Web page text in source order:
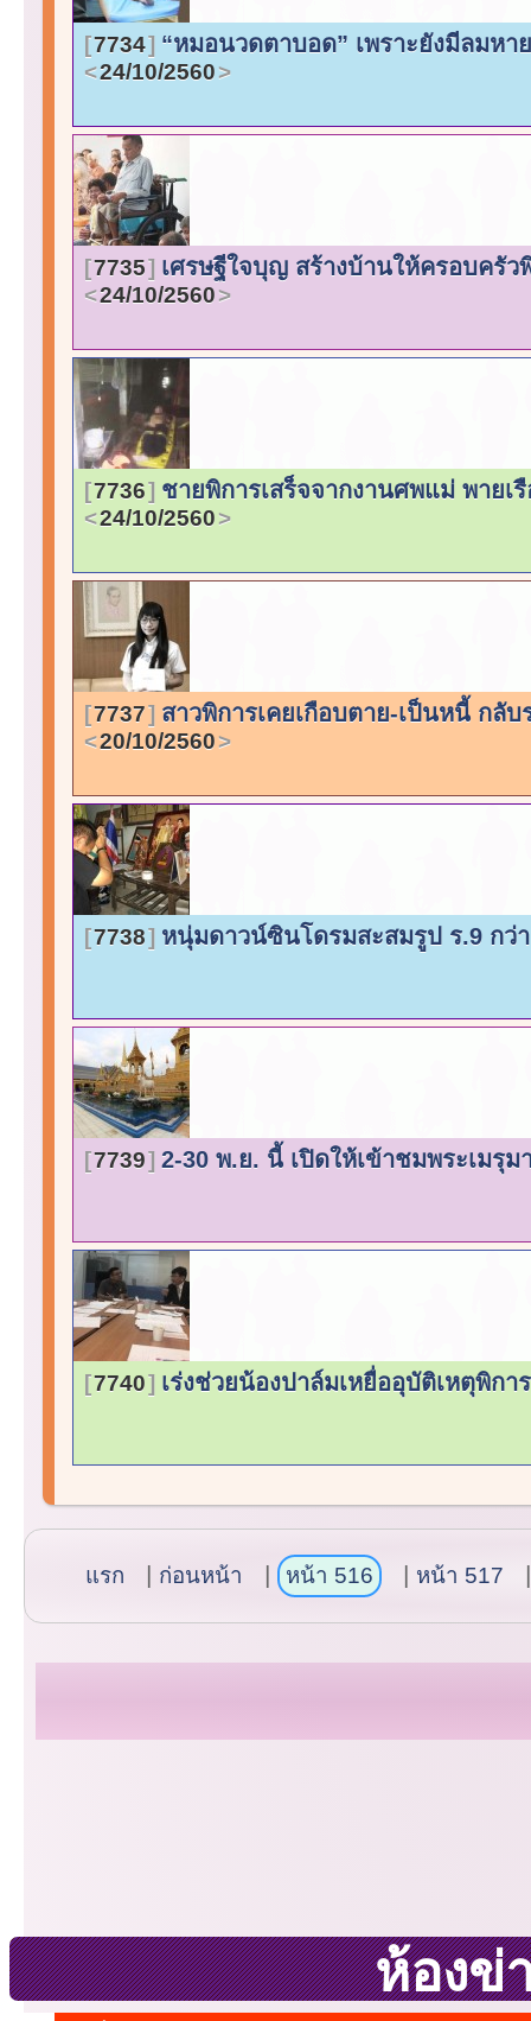
7734 “หมอนวดตาบอด” เพราะยังมีลมห
24/10/2560
7735 เศรษฐีใจบุญ สร้างบ้านให้ครอบครั
24/10/2560
7736 ชายพิการเสร็จจากงานศพแม่ พาย
24/10/2560
7737 สาวพิการเคยเกือบตาย-เป็นหนี้ กลั
20/10/2560
7738 หนุ่มดาวน์ซินโดรมสะสมรูป ร.9 กว่
7739 2-30 พ.ย. นี้ เปิดให้เข้าชมพระเมรุ
7740 เร่งช่วยน้องปาล์มเหยื่ออุบัติเหตุพิก
แรก ก่อนหน้า หน้า 516 หน้า 517
ห้องข่